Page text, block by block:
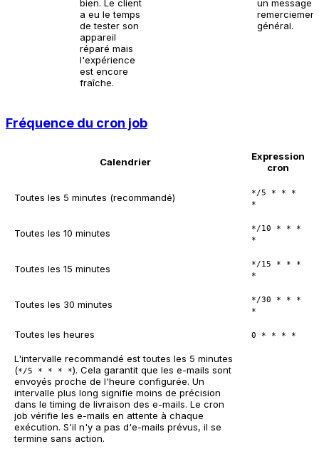
bien. Le client
a eu le temps
de tester son
appareil
réparé mais
l'expérience
est encore
fraîche.
un message
remerciement
général.
Fréquence du cron job
Calendrier
Expression
cron
Toutes les 5 minutes (recommandé)
*/5 * * *
*
Toutes les 10 minutes
*/10 * * *
*
Toutes les 15 minutes
*/15 * * *
*
Toutes les 30 minutes
*/30 * * *
*
Toutes les heures 0 * * * *
L'intervalle recommandé est toutes les 5 minutes
(*/5 * * * *). Cela garantit que les e-mails sont
envoyés proche de l'heure configurée. Un
intervalle plus long signifie moins de précision
dans le timing de livraison des e-mails. Le cron
job vérifie les e-mails en attente à chaque
exécution. S'il n'y a pas d'e-mails prévus, il se
termine sans action.